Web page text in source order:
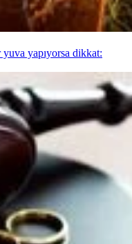
yapıyorsa dikkat: